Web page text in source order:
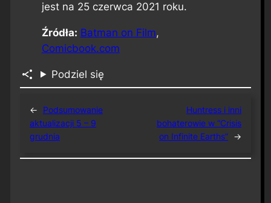
jest na 25 czerwca 2021 roku.
Źródła: Batman on Film,
Comicbook.com
Podziel się
←
Podsumowanie
aktualizacji 5 – 9
grudnia
Huntress i inni
bohaterowie w “Crisis
on Infinite Earths” →